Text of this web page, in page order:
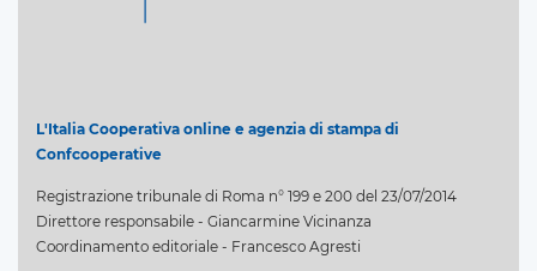
L'Italia Cooperativa online e agenzia di stampa di
Confcooperative
Registrazione tribunale di Roma n° 199 e 200 del 23/07/2014
Direttore responsabile - Giancarmine Vicinanza
Coordinamento editoriale - Francesco Agresti